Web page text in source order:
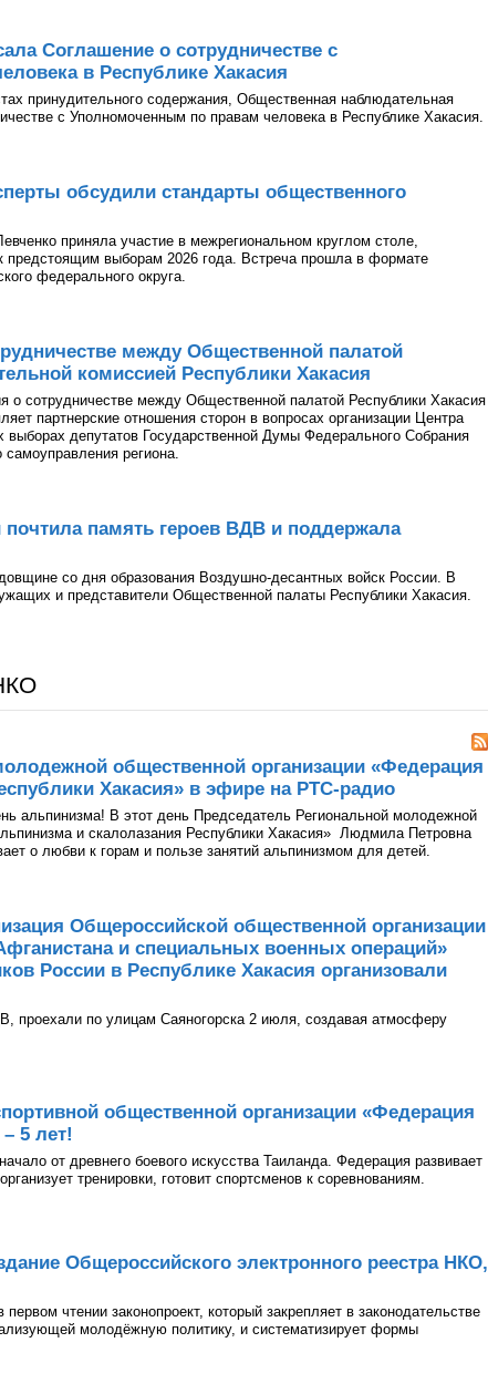
Соглашение о сотрудничестве с
в Республике Хакасия
принудительного содержания, Общественная наблюдательная
с Уполномоченным по правам человека в Республике Хакасия.
обсудили стандарты общественного
приняла участие в межрегиональном круглом столе,
предстоящим выборам 2026 года. Встреча прошла в формате
федерального округа.
между Общественной палатой
комиссией Республики Хакасия
о сотрудничестве между Общественной палатой Республики Хакасия
партнерские отношения сторон в вопросах организации Центра
депутатов Государственной Думы Федерального Собрания
самоуправления региона.
память героев ВДВ и поддержала
со дня образования Воздушно-десантных войск России. В
и представители Общественной палаты Республики Хакасия.
общественной организации «Федерация
Хакасия» в эфире на РТС-радио
альпинизма! В этот день Председатель Региональной молодежной
и скалолазания Республики Хакасия» Людмила Петровна
о любви к горам и пользе занятий альпинизмом для детей.
Общероссийской общественной организации
и специальных военных операций»
России в Республике Хакасия организовали
проехали по улицам Саяногорска 2 июля, создавая атмосферу
общественной организации «Федерация
5 лет!
от древнего боевого искусства Таиланда. Федерация развивает
тренировки, готовит спортсменов к соревнованиям.
Общероссийского электронного реестра НКО,
чтении законопроект, который закрепляет в законодательстве
молодёжную политику, и систематизирует формы